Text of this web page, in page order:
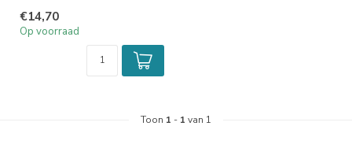
maakt gebruik van...
€14,70
Op voorraad
Toon 1 - 1 van 1